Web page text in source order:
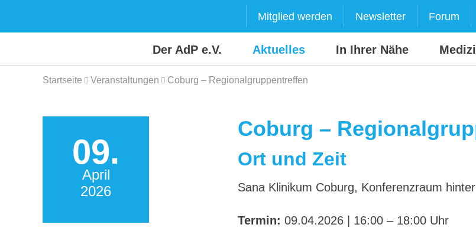
Mitglied werden Newsletter Forum
Der AdP e.V. Aktuelles In Ihrer Nähe
Startseite Veranstaltungen Coburg – Regionalgruppentreffen
09.
April
2026
Coburg –
Ort und Zeit
Sana Klinikum Coburg, Konferenzraum
Termin: 09.04.2026 | 16:00 – 18:00 Uhr